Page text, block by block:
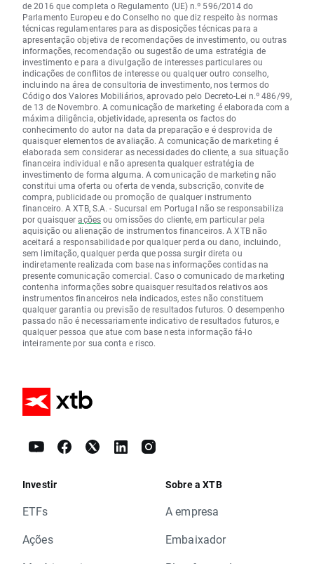
de 2016 que completa o Regulamento (UE) n.º 596/2014 do
Parlamento Europeu e do Conselho no que diz respeito às normas
técnicas regulamentares para as disposições técnicas para a
apresentação objetiva de recomendações de investimento, ou outras
informações, recomendação ou sugestão de uma estratégia de
investimento e para a divulgação de interesses particulares ou
indicações de conflitos de interesse ou qualquer outro conselho,
incluindo na área de consultoria de investimento, nos termos do
Código dos Valores Mobiliários, aprovado pelo Decreto-Lei n.º 486/99,
de 13 de Novembro. A comunicação de marketing é elaborada com a
máxima diligência, objetividade, apresenta os factos do
conhecimento do autor na data da preparação e é desprovida de
quaisquer elementos de avaliação. A comunicação de marketing é
elaborada sem considerar as necessidades do cliente, a sua situação
financeira individual e não apresenta qualquer estratégia de
investimento de forma alguma. A comunicação de marketing não
constitui uma oferta ou oferta de venda, subscrição, convite de
compra, publicidade ou promoção de qualquer instrumento
financeiro. A XTB, S.A. - Sucursal em Portugal não se responsabiliza
por quaisqueraçõesou omissões do cliente, em particular pela
aquisição ou alienação de instrumentos financeiros. A XTB não
aceitará a responsabilidade por qualquer perda ou dano, incluindo,
sem limitação, qualquer perda que possa surgir direta ou
indiretamente realizada com base nas informações contidas na
presente comunicação comercial. Caso o comunicado de marketing
contenha informações sobre quaisquer resultados relativos aos
instrumentos financeiros nela indicados, estes não constituem
qualquer garantia ou previsão de resultados futuros. O desempenho
passado não é necessariamente indicativo de resultados futuros, e
qualquer pessoa que atue com base nesta informação fá-lo
inteiramente por sua conta e risco.
Investir
ETFs
Ações
Sobre a XTB
A empresa
Embaixador